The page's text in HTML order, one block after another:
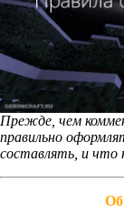
Прежде, чем
правильно
составлять, и что